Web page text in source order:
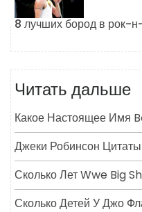
8 лучших бород в рок-
Читать дальше
Какое Настоящее Имя
Джеки Робинсон
Сколько Лет Wwe Big
Сколько Детей У Джо